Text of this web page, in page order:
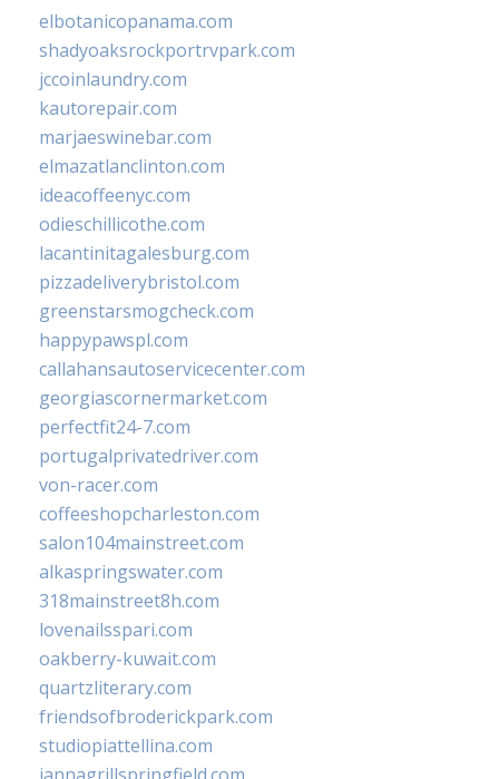
elbotanicopanama.com
shadyoaksrockportrvpark.com
jccoinlaundry.com
kautorepair.com
marjaeswinebar.com
elmazatlanclinton.com
ideacoffeenyc.com
odieschillicothe.com
lacantinitagalesburg.com
pizzadeliverybristol.com
greenstarsmogcheck.com
happypawspl.com
callahansautoservicecenter.com
georgiascornermarket.com
perfectfit24-7.com
portugalprivatedriver.com
von-racer.com
coffeeshopcharleston.com
salon104mainstreet.com
alkaspringswater.com
318mainstreet8h.com
lovenailsspari.com
oakberry-kuwait.com
quartzliterary.com
friendsofbroderickpark.com
studiopiattellina.com